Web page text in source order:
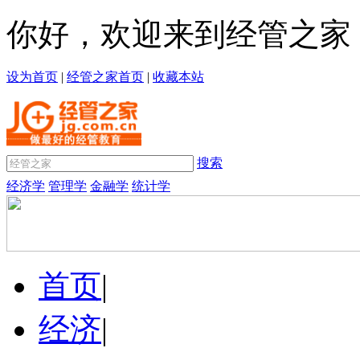
你好，欢迎来到经管之家
设为首页 | 经管之家首页 | 收藏本站
搜索
经济学 管理学 金融学 统计学
首页|
经济|